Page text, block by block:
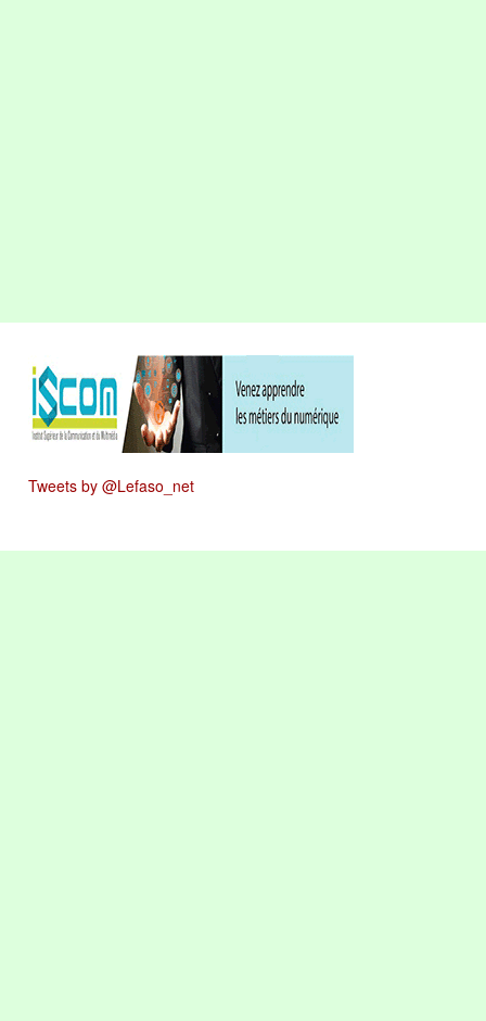
Tweets by @Lefaso_net